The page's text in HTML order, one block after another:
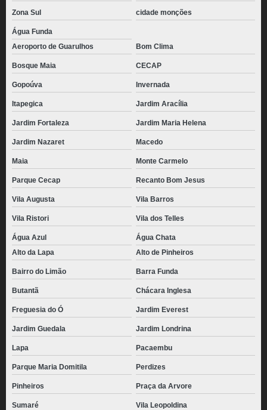
Zona Sul cidade monções
Água Funda
Aeroporto de Guarulhos
Bom Clima
Bosque Maia CECAP
Gopoúva Invernada
Itapegica Jardim Aracília
Jardim Fortaleza Jardim Maria Helena
Jardim Nazaret Macedo
Maia Monte Carmelo
Parque Cecap Recanto Bom Jesus
Vila Augusta Vila Barros
Vila Ristori Vila dos Telles
Água Azul
Água Chata
Alto da Lapa
Alto de Pinheiros
Bairro do Limão Barra Funda
Butantã Chácara Inglesa
Freguesia do Ó Jardim Everest
Jardim Guedala Jardim Londrina
Lapa Pacaembu
Parque Maria Domitila Perdizes
Pinheiros Praça da Arvore
Sumaré Vila Leopoldina